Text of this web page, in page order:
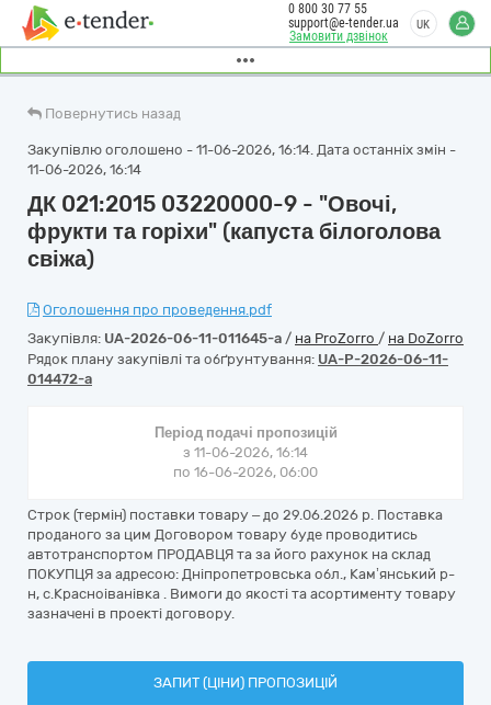
Замовити дзвінок
0 800 30 77 55
support@e-tender.ua
UK
Повернутись назад
Закупівлю оголошено - 11-06-2026, 16:14. Дата останніх змін -
11-06-2026, 16:14
ДК 021:2015 03220000-9 - "Овочі,
фрукти та горіхи" (капуста білоголова
свіжа)
Оголошення про проведення.pdf
Закупівля: UA-2026-06-11-011645-a / на ProZorro / на DoZorro
Рядок плану закупівлі та обґрунтування: UA-P-2026-06-11-
014472-a
Період подачі пропозицій
з 11-06-2026, 16:14
по 16-06-2026, 06:00
Строк (термін) поставки товару – до 29.06.2026 р. Поставка
проданого за цим Договором товару буде проводитись
автотранспортом ПРОДАВЦЯ та за його рахунок на склад
ПОКУПЦЯ за адресою: Дніпропетровська обл., Кам’янський р-
н, с.Красноіванівка . Вимоги до якості та асортименту товару
зазначені в проекті договору.
ЗАПИТ (ЦІНИ) ПРОПОЗИЦІЙ